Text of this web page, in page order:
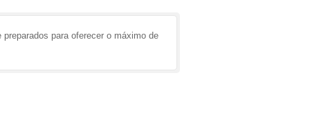
para oferecer o máximo de